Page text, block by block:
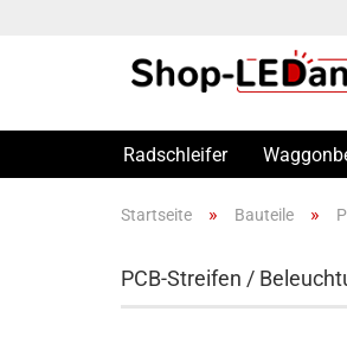
Radschleifer
Spur H0
Startseite » Bauteile »
PCB-Streifen /